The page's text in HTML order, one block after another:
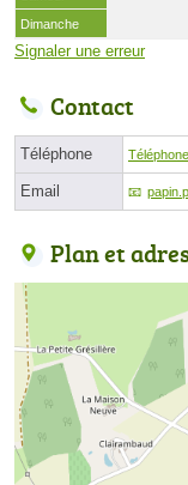
Dimanche
Signaler une erreur
Contact
Téléphone
Email
Plan et